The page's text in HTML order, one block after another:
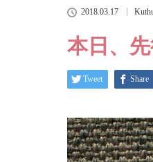
2018.03.17
本日、
Tweet Share